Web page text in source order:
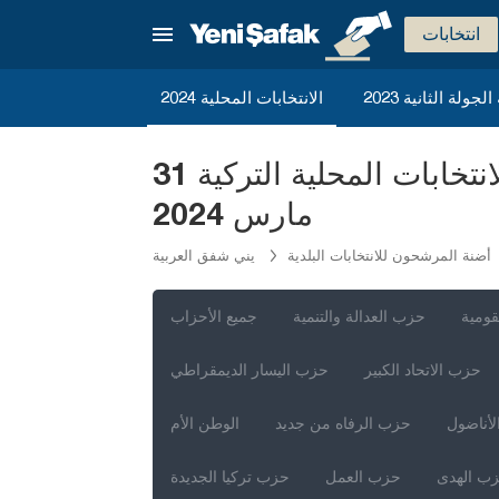
انتخابات
الانتخابات المحلية 2024 الجولة الثانية
حزب التحرير الشعبي أضنة كاراتاش المرشحون لرئاسة البلدية للانتخابات المحلية التركية 31
مارس 2024
يني شفق العربية أضنة المرشحون للانتخابات البلدية
جميع الأحزاب حزب العدالة والتنمية
حزب اليسار الديمقراطي حزب الاتحاد الكبير
الوطن الأم حزب الرفاه من جديد
حزب تركيا الجديدة حزب العمل الهدى